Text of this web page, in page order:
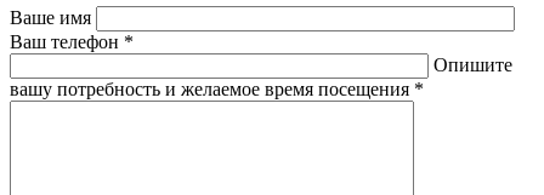
Ваше имя
Ваш телефон *
Опишите
вашу потребность и желаемое время посещения *